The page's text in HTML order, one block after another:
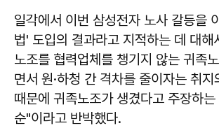
일각에서 이번 삼성전자 노사 갈등을
법' 도입의 결과라고 지적하는 데 대해
노조를 협력업체를 챙기지 않는 귀족
면서 원·하청 간 격차를 줄이자는 취지
때문에 귀족노조가 생겼다고 주장하
순"이라고 반박했다.